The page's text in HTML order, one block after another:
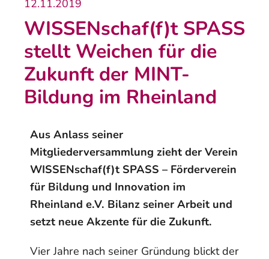
12.11.2019
WISSENschaf(f)t SPASS
stellt Weichen für die
Zukunft der MINT-
Bildung im Rheinland
Aus Anlass seiner
Mitgliederversammlung zieht der Verein
WISSENschaf(f)t SPASS – Förderverein
für Bildung und Innovation im
Rheinland e.V. Bilanz seiner Arbeit und
setzt neue Akzente für die Zukunft.
Vier Jahre nach seiner Gründung blickt der